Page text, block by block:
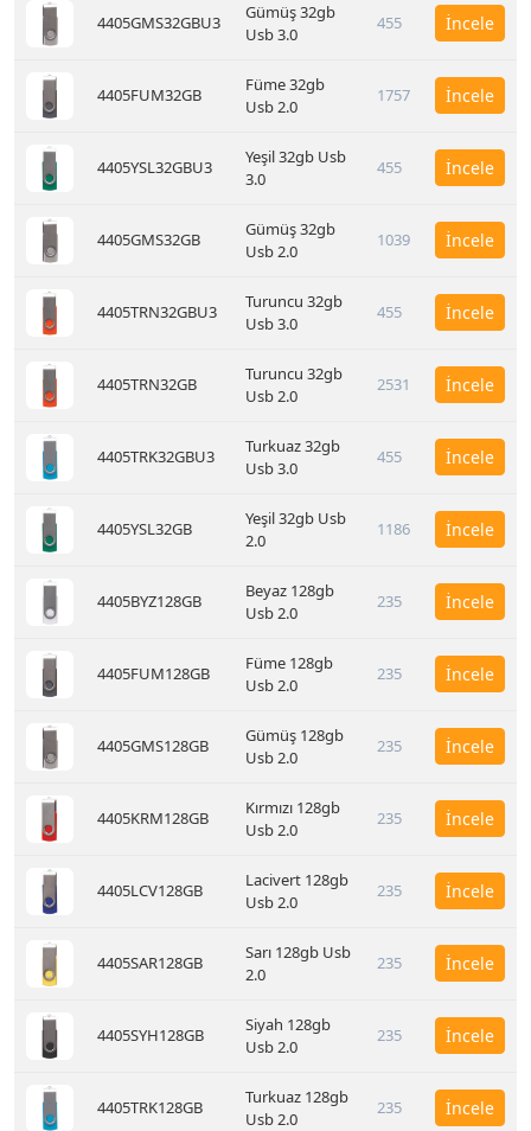
4405GMS32GBU3
Gümüş 32gb
Usb 3.0
455 İncele
4405FUM32GB
Füme 32gb
Usb 2.0
1757 İncele
4405YSL32GBU3
Yeşil 32gb Usb
3.0
455 İncele
4405GMS32GB
Gümüş 32gb
Usb 2.0
1039 İncele
4405TRN32GBU3
Turuncu 32gb
Usb 3.0
455 İncele
4405TRN32GB
Turuncu 32gb
Usb 2.0
2531 İncele
4405TRK32GBU3
Turkuaz 32gb
Usb 3.0
455 İncele
4405YSL32GB
Yeşil 32gb Usb
2.0
1186 İncele
4405BYZ128GB
Beyaz 128gb
Usb 2.0
235 İncele
4405FUM128GB
Füme 128gb
Usb 2.0
235 İncele
4405GMS128GB
Gümüş 128gb
Usb 2.0
235 İncele
4405KRM128GB
Kırmızı 128gb
Usb 2.0
235 İncele
4405LCV128GB
Lacivert 128gb
Usb 2.0
235 İncele
4405SAR128GB
Sarı 128gb Usb
2.0
235 İncele
4405SYH128GB
Siyah 128gb
Usb 2.0
235 İncele
4405TRK128GB
Turkuaz 128gb
Usb 2.0
235 İncele